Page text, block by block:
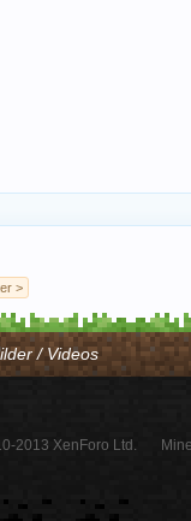
>
/ Videos
2013 XenForo Ltd.